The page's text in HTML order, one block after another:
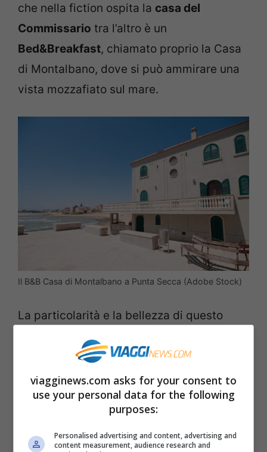
che nella fiction ospita la casa del
Commissario tra l’altro è un
Bed&Breakfast, chiamato proprio la Casa
di Montalbano, dove si può ammirare una
vista mozzafiato sul mare.
Il B&B Casa di Montalbano a Punta Secca (Adobe Stock)
La particolarità e la bellezza di questo
conservato lagenuinitàe l’atmosfera
selvaggia, più da luogo di pescatori, con le
sue case povere e semplici, che da località
turistica dove tutto è rifatto e tirato a
lucido, anche un po’ artefatto. Qui si
viagginews.com asks for your consent to
use your personal data for the following
purposes:
Personalised advertising and content, advertising and
content measurement, audience research and